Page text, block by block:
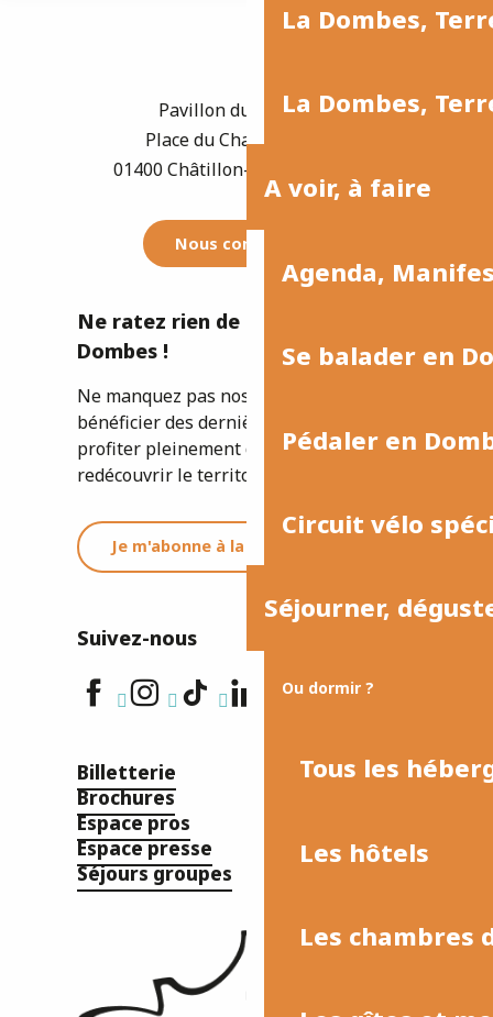
La Dombes,
La Dombes,
A voir, à faire
Agenda,
Se balader en
Pédaler en
Circuit vélo
Séjourner,
Ou dormir ?
Tous les
Les hôtels
Les chambres
Pavillon du Tourisme
Place du Champ de Foire
01400 Châtillon-sur-Chalaronne
Nous contacter
Ne ratez rien de l'actualité de la
Dombes !
Ne manquez pas nos newsletters pour
bénéficier des dernières informations et
profiter pleinement de votre séjour ou
redécouvrir le territoire.
Je m'abonne à la newsletter
Suivez-nous
Billetterie
Brochures
Espace pros
Espace presse
Séjours groupes